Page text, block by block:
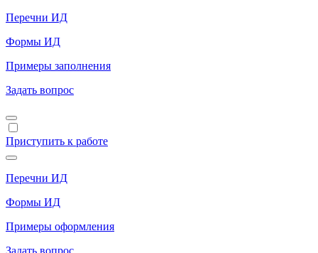
Перечни ИД
Формы ИД
Примеры заполнения
Задать вопрос
Приступить к работе
Перечни ИД
Формы ИД
Примеры оформления
Задать вопрос